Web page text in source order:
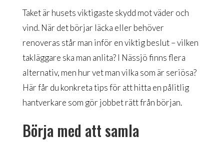
Taket är husets viktigaste skydd mot väder och
vind. När det börjar läcka eller behöver
renoveras står man inför en viktig beslut – vilken
takläggare ska man anlita? I Nässjö finns flera
alternativ, men hur vet man vilka som är seriösa?
Här får du konkreta tips för att hitta en pålitlig
hantverkare som gör jobbet rätt från början.
Börja med att samla